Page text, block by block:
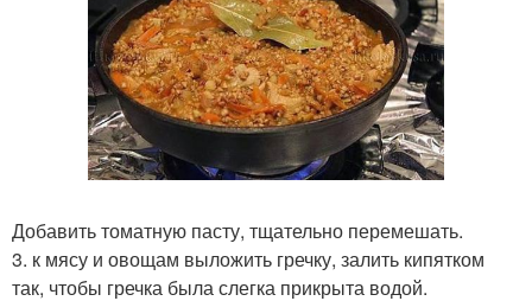
Добавить томатную пасту, тщательно перемешать.
3. к мясу и овощам выложить гречку, залить кипятком
так, чтобы гречка была слегка прикрыта водой.